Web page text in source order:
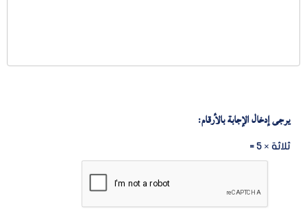
يرجى إدخال الإجابة بالأرقام:
ثلاثة × 5 =